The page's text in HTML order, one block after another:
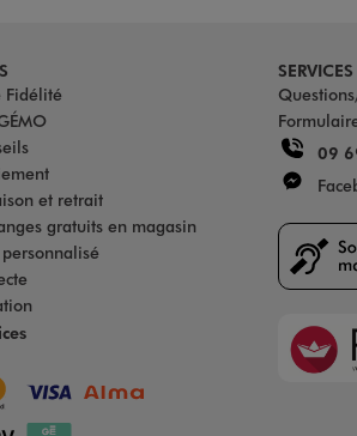
Fidélité
et retrait
gratuits en magasin
09
Faciliti